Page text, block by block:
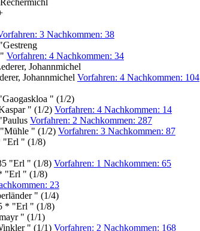
3 Nachkommen: 38
Vorfahren: 4 Nachkommen: 34
Johannmichel
Johannmichel Vorfahren: 4 Nachkommen: 104
" (1/2)
" (1/2) Vorfahren: 4 Nachkommen: 14
Vorfahren: 2 Nachkommen: 287
" (1/2) Vorfahren: 3 Nachkommen: 87
"Erl " (1/8)
"Erl " (1/8) Vorfahren: 1 Nachkommen: 65
"Erl " (1/8)
23
" (1/4)
* "Erl " (1/8)
" (1/1)
" (1/1) Vorfahren: 2 Nachkommen: 168